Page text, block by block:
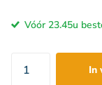
Vóór 23.45u
In